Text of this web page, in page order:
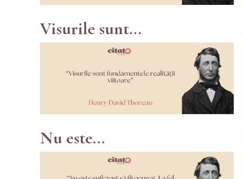
Visurile sunt...
Nu este...